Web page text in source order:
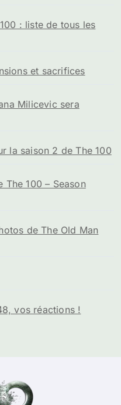
: liste de tous les
et sacrifices
Milicevic sera
la saison 2 de The 100
100 – Season
de The Old Man
vos réactions !